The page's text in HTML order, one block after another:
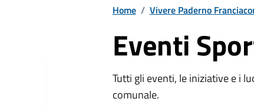
Home / Vivere Paderno
Eventi
Tutti gli eventi, le iniziative e i
comunale.